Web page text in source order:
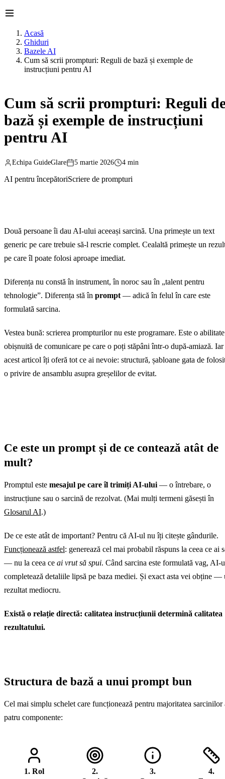
Acasă
Ghiduri
Bazele AI
Cum să scrii prompturi: Reguli de bază și exemple de
instrucțiuni pentru AI
Cum să scrii prompturi: Reguli
bază și exemple de instrucțiuni
pentru AI
Echipa GuideGlare 5 martie 2026 4 min
AI pentru începătoriScriere de prompturi
Două persoane îi dau AI-ului aceeași sarcină. Una primește un text
generic pe care trebuie să-l rescrie complet. Cealaltă primește un
pe care îl poate folosi aproape imediat.
Diferența nu constă în instrument, în noroc sau în „talent pentru
tehnologie”. Diferența stă în prompt — adică în felul în care este
formulată sarcina.
Vestea bună: scrierea prompturilor nu este programare. Este o abilitate
obișnuită de comunicare pe care o poți stăpâni într-o după-amiază. Iar
acest articol îți oferă tot ce ai nevoie: structură, șabloane gata de
o privire de ansamblu asupra greșelilor de evitat.
Ce este un prompt și de ce contează atât de
mult?
Promptul este mesajul pe care îl trimiți AI-ului — o întrebare, o
instrucțiune sau o sarcină de rezolvat. (Mai mulți termeni găsești în
Glosarul AI.)
De ce este atât de important? Pentru că AI-ul nu îți citește gândurile.
Funcționează astfel: generează cel mai probabil răspuns la ceea ce ai
— nu la ceea ce ai vrut să spui. Când sarcina este formulată vag, AI-
completează detaliile lipsă pe baza mediei. Și exact asta vei obține —
rezultat mediocru.
Există o relație directă: calitatea instrucțiunii determină calitatea
rezultatului.
Structura de bază a unui prompt bun
Cel mai simplu schelet care funcționează pentru majoritatea sarcinilor
patru componente:
1. Rol
2.
3.
4.